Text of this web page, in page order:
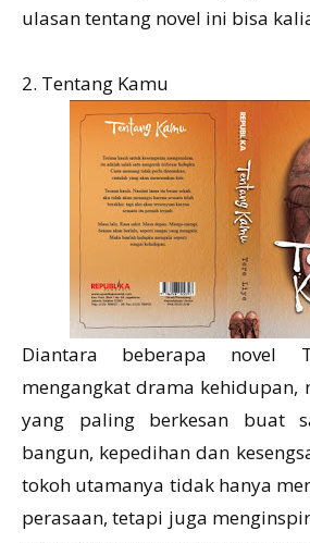
ulasan tentang novel ini bisa
2. Tentang Kamu
Diantara beberapa novel
mengangkat drama kehidupan,
yang paling berkesan buat
bangun, kepedihan dan
tokoh utamanya tidak hanya
perasaan, tetapi juga